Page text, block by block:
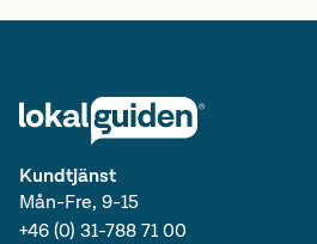
Kundtjänst
Mån-Fre, 9-15
+46 (0) 31-788 71 00